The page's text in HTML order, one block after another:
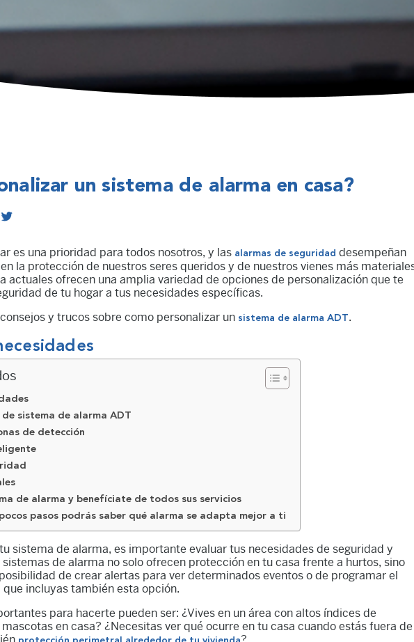
un sistema de alarma en casa?
es una prioridad para todos nosotros, y las alarmas de seguridad desempeñan
la protección de nuestros seres queridos y de nuestros vienes más
actuales ofrecen una amplia variedad de opciones de personalización que te
de tu hogar a tus necesidades específicas.
y trucos sobre como personalizar un sistema de alarma ADT.
sistema de alarma ADT
de detección
de alarma y benefíciate de todos sus servicios
pasos podrás saber qué alarma se adapta mejor a ti
sistema de alarma, es importante evaluar tus necesidades de seguridad y
de alarma no solo ofrecen protección en tu casa frente a hurtos, sino
de crear alertas para ver determinados eventos o de programar el
incluyas también esta opción.
para hacerte pueden ser: ¿Vives en un área con altos índices de
en casa? ¿Necesitas ver qué ocurre en tu casa cuando estás fuera de